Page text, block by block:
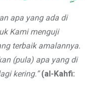
apa yang ada di
Kami menguji
terbaik amalannya.
(pula) apa yang di
kering.” (al-Kahfi: